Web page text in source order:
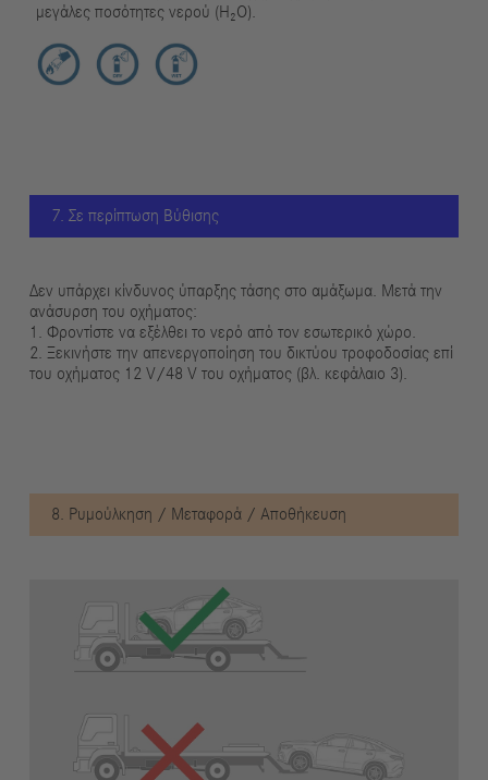
μεγάλες ποσότητες νερού (H₂O).
7. Σε περίπτωση Βύθισης
Δεν υπάρχει κίνδυνος ύπαρξης τάσης στο αμάξωμα. Μετά την
ανάσυρση του οχήματος:
1. Φροντίστε να εξέλθει το νερό από τον εσωτερικό χώρο.
2. Ξεκινήστε την απενεργοποίηση του δικτύου τροφοδοσίας επί
του οχήματος 12 V/48 V του οχήματος (βλ. κεφάλαιο 3).
8. Ρυμούλκηση / Μεταφορά / Αποθήκευση